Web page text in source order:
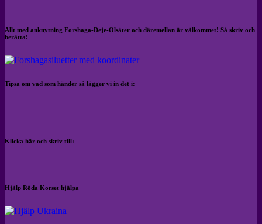
Allt med anknytning Forshaga-Deje-Olsäter och däremellan är välkommet! Så skriv och
berätta!
Tipsa om vad som händer så lägger vi in det i:
Klicka här och skriv till:
Hjälp Röda Korset hjälpa